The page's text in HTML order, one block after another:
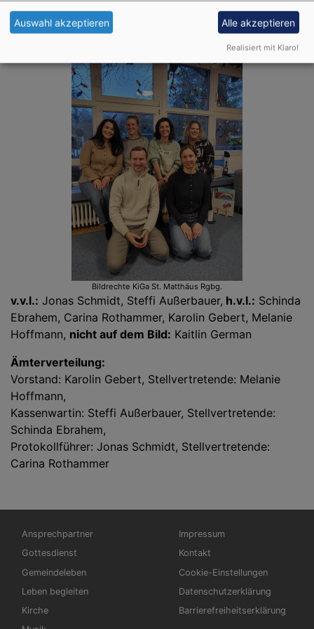
mitzuhelfen! Erreichbar sind wir aktuell über unser
Emailpostfach:Elternbeirat_St.Matthaeus@web.de
Bildrechte KiGa St. Matthäus Rgbg.
v.v.l.: Jonas Schmidt, Steffi Außerbauer, h.v.l.: Schinda
Ebrahem, Carina Rothammer, Karolin Gebert, Melanie
Hoffmann, nicht auf dem Bild: Kaitlin German
Ämterverteilung:
Vorstand: Karolin Gebert, Stellvertretende: Melanie
Hoffmann,
Kassenwartin: Steffi Außerbauer, Stellvertretende:
Schinda Ebrahem,
Protokollführer: Jonas Schmidt, Stellvertretende:
Carina Rothammer
Hauptnavigation
Ansprechpartner
Gottesdienst
Gemeindeleben
Leben begleiten
Kirche
Fußbereichsmenü
Impressum
Kontakt
Cookie-Einstellungen
Datenschutzerklärung
Barrierefreiheitserklärung
Auswahl akzeptieren Alle akzeptieren
Realisiert mit Klaro!